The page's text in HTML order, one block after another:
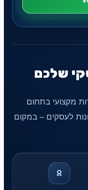
שלכם
מקצועי בתחום
לעסקים – במקום